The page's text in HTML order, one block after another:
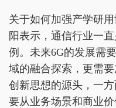
关于如何加强产学研
阳表示，通信行业一
例。未来6G的发展需
域的融合探索，更需
创新思想的源头，一
要从业务场景和商业